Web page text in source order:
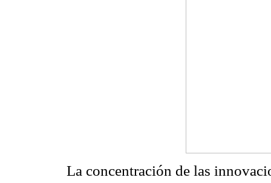
La concentración de las